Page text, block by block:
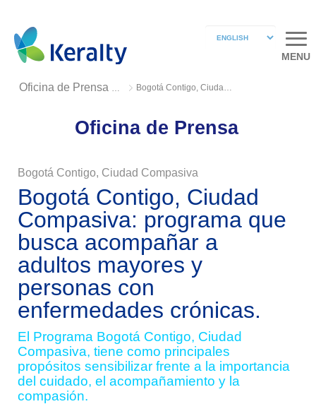
MENU
Oficina de Prensa 2018 Bogotá Contigo, Ciudad Compasiva
Oficina de Prensa
Bogotá Contigo, Ciudad Compasiva
Bogotá Contigo, Ciudad
Compasiva: programa que
busca acompañar a
adultos mayores y
personas con
enfermedades crónicas.
El Programa Bogotá Contigo, Ciudad
Compasiva, tiene como principales
propósitos sensibilizar frente a la importancia
del cuidado, el acompañamiento y la
compasión.